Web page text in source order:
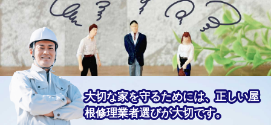
大切な家を守るためには、正しい屋
根修理業者選びが大切です。